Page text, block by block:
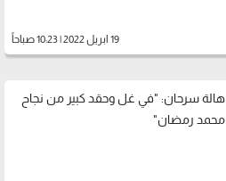
19 ابريل 2022 | 10:23 صباحاً
هالة سرحان: "في غل وحقد كبير من نجاح
محمد رمضان"